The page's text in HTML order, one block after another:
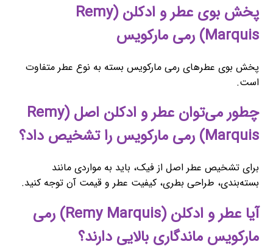
پخش بوی عطر و ادکلن (Remy
Marquis) رمی مارکویس
پخش بوی عطرهای رمی مارکویس بسته به نوع عطر متفاوت
است.
چطور می‌توان عطر و ادکلن اصل (Remy
Marquis) رمی مارکویس را تشخیص داد؟
برای تشخیص عطر اصل از فیک، باید به مواردی مانند
بسته‌بندی، طراحی بطری، کیفیت عطر و قیمت آن توجه کنید.
آیا عطر و ادکلن (Remy Marquis) رمی
مارکویس ماندگاری بالایی دارند؟